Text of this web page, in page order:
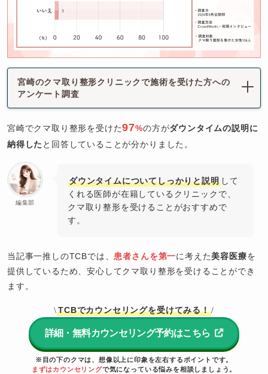
宮崎のクマ取り整形クリニックで施術を受けた方への
アンケート調査
宮崎でクマ取り整形を受けた97%の方がダウンタイムの説明に
納得した と回答していることが分かりました。
編集部
ダウンタイムについてしっかりと説明して
くれる医師が在籍しているクリニックで、
クマ取り整形を受けることがおすすめで
す。
当記事一推しのTCBでは、 患者さんを第一に考えた美容医療を
提供しているため、安心してクマ取り整形を受けることができ
ます。
\TCBでカウンセリングを受けてみる！/
詳細・無料カウンセリング予約はこちら
※目の下のクマは、想像以上に印象を左右するポイントです。
まずはカウンセリングで気になっている悩みを相談しましょう。